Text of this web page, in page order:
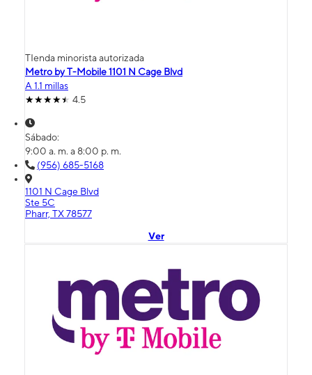
TIenda minorista autorizada
Metro by T-Mobile 1101 N Cage Blvd
A 1.1 millas
4.5
Sábado:
9:00 a. m. a 8:00 p. m.
(956) 685-5168
1101 N Cage Blvd
Ste 5C
Pharr, TX 78577
Ver